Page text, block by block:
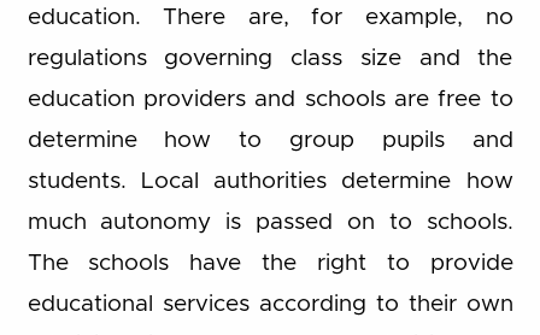
education. There are, for example, no
regulations governing class size and the
education providers and schools are free to
determine how to group pupils and
students. Local authorities determine how
much autonomy is passed on to schools.
The schools have the right to provide
educational services according to their own